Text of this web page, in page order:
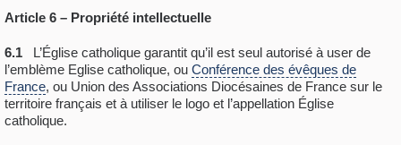
Article 6 – Propriété intellectuelle
6.1 L’Église catholique garantit qu’il est seul autorisé à user de
l’emblème Eglise catholique, ou Conférence des évêques de
France, ou Union des Associations Diocésaines de France sur le
territoire français et à utiliser le logo et l’appellation Église
catholique.